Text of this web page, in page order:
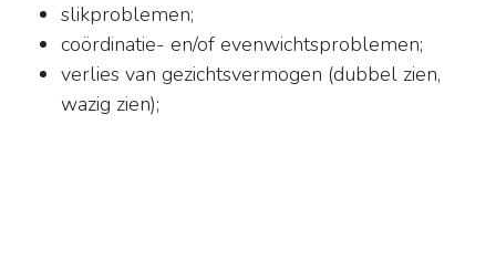
slikproblemen;
coördinatie- en/of evenwichtsproblemen;
verlies van gezichtsvermogen (dubbel zien,
wazig zien);